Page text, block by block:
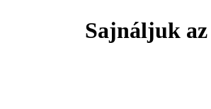
Sajnáljuk